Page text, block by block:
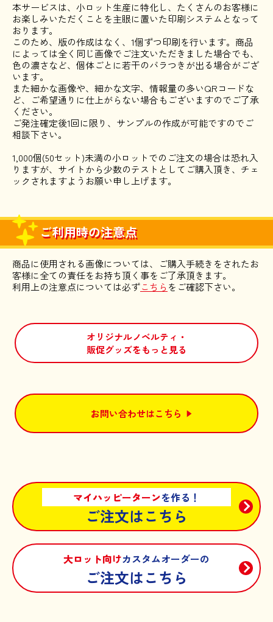
本サービスは、小ロット生産に特化し、たくさんのお客様に
お楽しみいただくことを主眼に置いた印刷システムとなって
おります。
このため、版の作成はなく、1個ずつ印刷を行います。商品
によっては全く同じ画像でご注文いただきました場合でも、
色の濃さなど、個体ごとに若干のバラつきが出る場合がござ
います。
また細かな画像や、細かな文字、情報量の多いQRコードな
ど、ご希望通りに仕上がらない場合もございますのでご了承
ください。
ご発注確定後1回に限り、サンプルの作成が可能ですのでご
相談下さい。
1,000個(50セット)未満の小ロットでのご注文の場合は恐れ入
りますが、サイトから少数のテストとしてご購入頂き、チェ
ックされますようお願い申し上げます。
ご利用時の注意点
商品に使用される画像については、ご購入手続きをされたお
客様に全ての責任をお持ち頂く事をご了承頂きます。
利用上の注意点については必ずこちら をご確認下さい。
オリジナルノベルティ・
販促グッズをもっと見る
お問い合わせはこちら
マイハッピーターンを作る！
ご注文はこちら
大ロット向けカスタムオーダーの
ご注文はこちら